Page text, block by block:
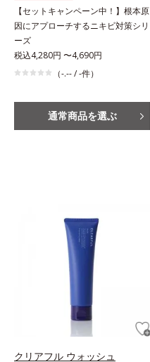
【セットキャンペーン中！】根本原
因にアプローチするニキビ対策シリ
ーズ
税込4,280円 〜4,690円
（-.-- / -件）
通常商品を選ぶ
クリアフル ウォッシュ